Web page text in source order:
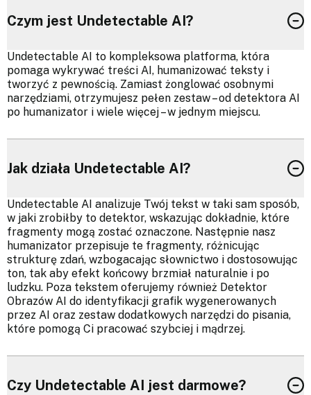
Czym jest Undetectable AI?
Undetectable AI to kompleksowa platforma, która
pomaga wykrywać treści AI, humanizować teksty i
tworzyć z pewnością. Zamiast żonglować osobnymi
narzędziami, otrzymujesz pełen zestaw – od detektora AI
po humanizator i wiele więcej – w jednym miejscu.
Jak działa Undetectable AI?
Undetectable AI analizuje Twój tekst w taki sam sposób,
w jaki zrobiłby to detektor, wskazując dokładnie, które
fragmenty mogą zostać oznaczone. Następnie nasz
humanizator przepisuje te fragmenty, różnicując
strukturę zdań, wzbogacając słownictwo i dostosowując
ton, tak aby efekt końcowy brzmiał naturalnie i po
ludzku. Poza tekstem oferujemy również Detektor
Obrazów AI do identyfikacji grafik wygenerowanych
przez AI oraz zestaw dodatkowych narzędzi do pisania,
które pomogą Ci pracować szybciej i mądrzej.
Czy Undetectable AI jest darmowe?